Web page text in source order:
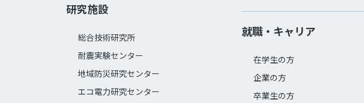
研究施設
総合技術研究所
耐震実験センター
地域防災研究センター
エコ電力研究センター
就職・キャリア
在学生の方
企業の方
卒業生の方